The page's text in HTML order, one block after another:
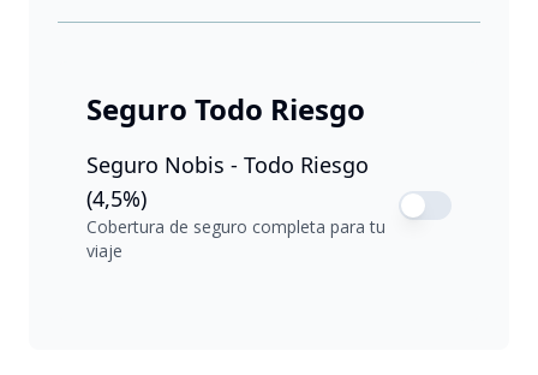
Seguro Todo Riesgo
Seguro Nobis - Todo Riesgo
(4,5%)
Cobertura de seguro completa para tu
viaje